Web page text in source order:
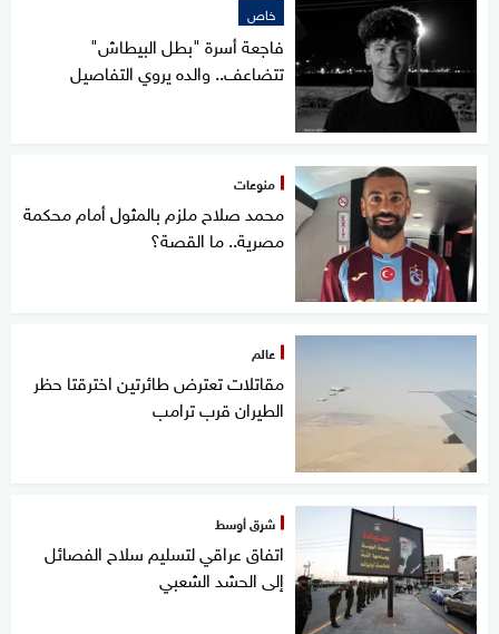
خاص
فاجعة أسرة "بطل البيطاش"
تتضاعف.. والده يروي التفاصيل
منوعات
محمد صلاح ملزم بالمثول أمام محكمة
مصرية.. ما القصة؟
عالم
مقاتلات تعترض طائرتين اخترقتا حظر
الطيران قرب ترامب
شرق أوسط
اتفاق عراقي لتسليم سلاح الفصائل
إلى الحشد الشعبي